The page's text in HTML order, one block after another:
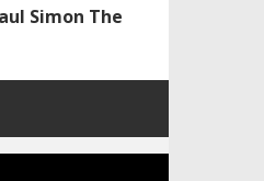
Simon The